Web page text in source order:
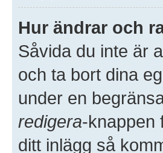
Hur ändrar och
Såvida du inte är
och ta bort dina
under en
redigera-knappen
ditt inlägg så